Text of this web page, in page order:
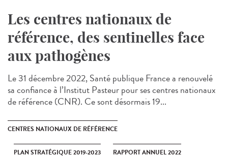
Les centres nationaux de
référence, des sentinelles face
aux pathogènes
Le 31 décembre 2022, Santé publique France a renouvelé
sa confiance à l’Institut Pasteur pour ses centres nationaux
de référence (CNR). Ce sont désormais 19...
CENTRES NATIONAUX DE RÉFÉRENCE
PLAN STRATÉGIQUE 2019-2023 RAPPORT ANNUEL 2022